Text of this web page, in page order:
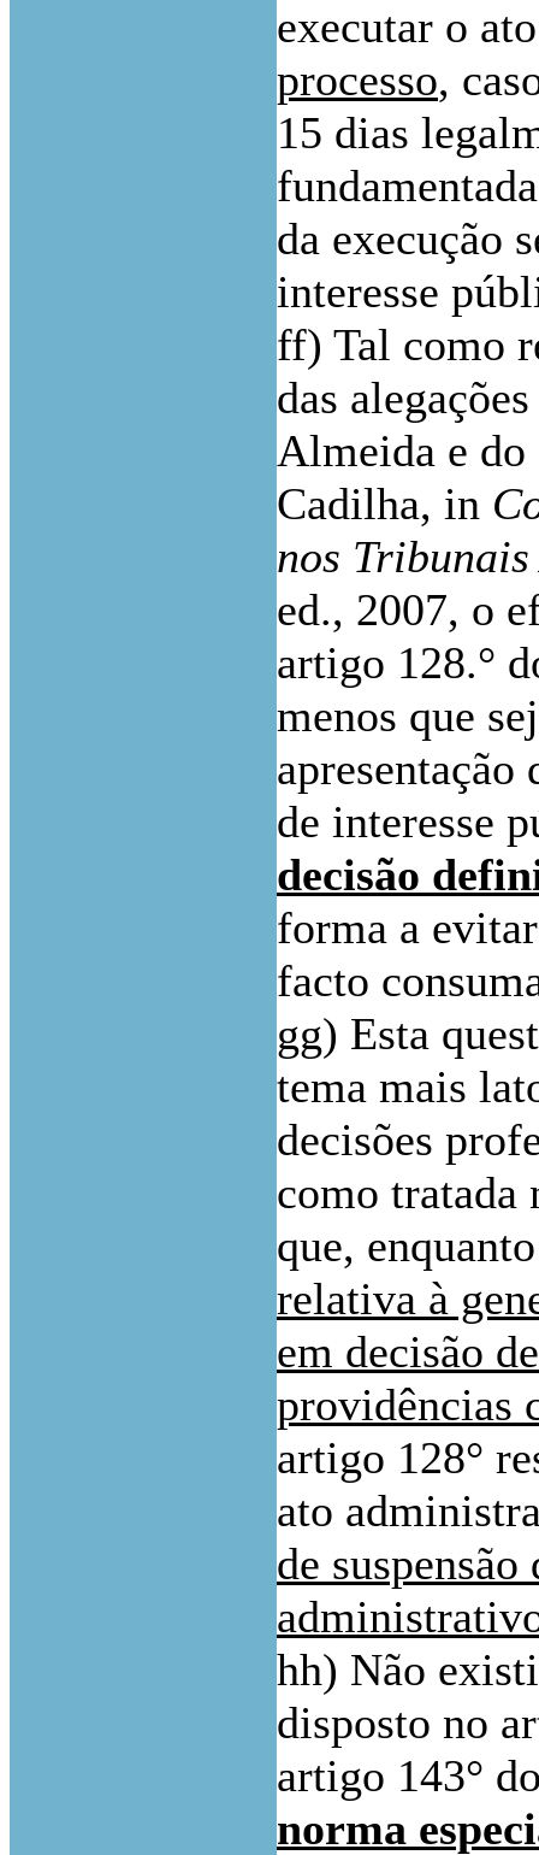
executar o
processo,
15 dias
da execução
interesse
ff) Tal como
das
Almeida e do
Cadilha, in
nos
ed., 2007, o
artigo 128.°
menos que
apresentação
de interesse
decisão
forma a
facto
gg) Esta
tema mais
decisões
como tratada
que,
relativa à
em decisão
providências
artigo 128°
ato
de
hh) Não
disposto no
artigo 143°
norma